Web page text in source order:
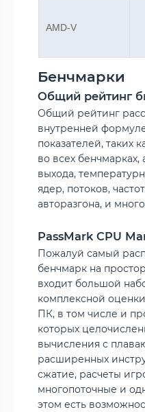
AMD-V
Бенчмарки
Общий рейтинг
Общий рейтинг
внутренней
показателей, таких
во всех бенчмарках,
выхода,
ядер, потоков,
авторазгона, и
PassMark CPU
Пожалуй самый
бенчмарк на
входит большой
комплексной
ПК, в том числе и
которых
вычисления с
расширенных
сжатие, расчеты
многопоточные и
этом есть